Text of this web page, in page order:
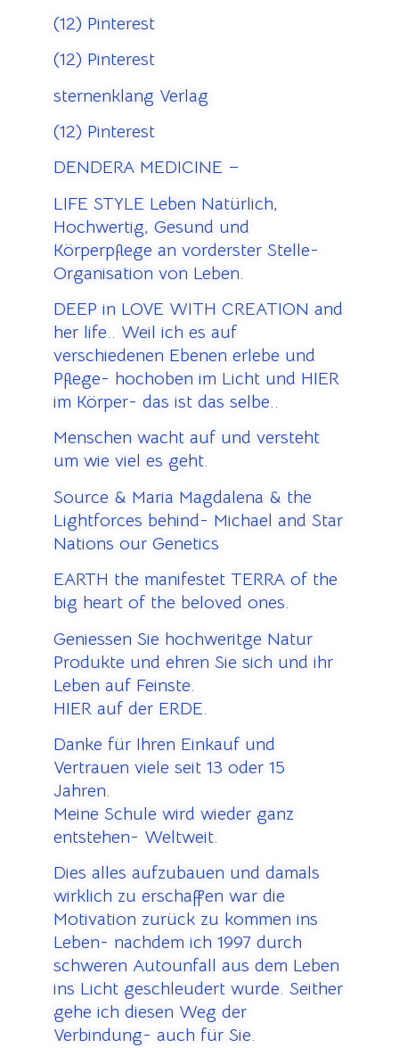
(12) Pinterest
(12) Pinterest
sternenklang Verlag
(12) Pinterest
DENDERA MEDICINE –
LIFE STYLE Leben Natürlich,
Hochwertig, Gesund und
Körperpflege an vorderster Stelle-
Organisation von Leben.
DEEP in LOVE WITH CREATION and
her life.. Weil ich es auf
verschiedenen Ebenen erlebe und
Pflege- hochoben im Licht und HIER
im Körper- das ist das selbe..
Menschen wacht auf und versteht
um wie viel es geht.
Source & Maria Magdalena & the
Lightforces behind- Michael and Star
Nations our Genetics
EARTH the manifestet TERRA of the
big heart of the beloved ones.
Geniessen Sie hochweritge Natur
Produkte und ehren Sie sich und ihr
Leben auf Feinste.
HIER auf der ERDE.
Danke für Ihren Einkauf und
Vertrauen viele seit 13 oder 15
Jahren.
Meine Schule wird wieder ganz
entstehen- Weltweit.
Dies alles aufzubauen und damals
wirklich zu erschaffen war die
Motivation zurück zu kommen ins
Leben- nachdem ich 1997 durch
schweren Autounfall aus dem Leben
ins Licht geschleudert wurde. Seither
gehe ich diesen Weg der
Verbindung- auch für Sie.